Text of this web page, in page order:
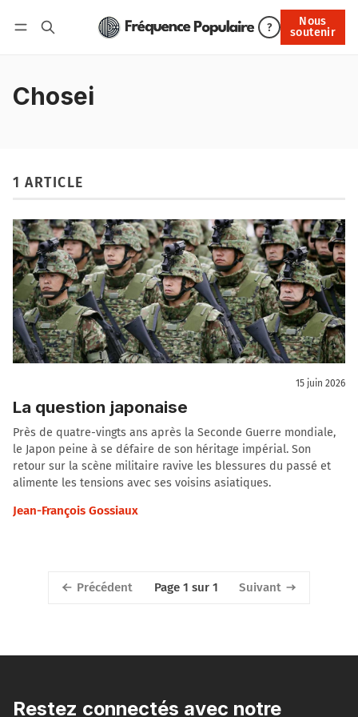
?
Nous
soutenir
Nous soutenir
Chosei
1 ARTICLE
15 juin 2026
La question japonaise
Près de quatre-vingts ans après la Seconde Guerre mondiale,
le Japon peine à se défaire de son héritage impérial. Son
retour sur la scène militaire ravive les blessures du passé et
alimente les tensions avec ses voisins asiatiques.
Jean-François Gossiaux
Précédent Page 1 sur 1 Suivant
Restez connectés avec notre